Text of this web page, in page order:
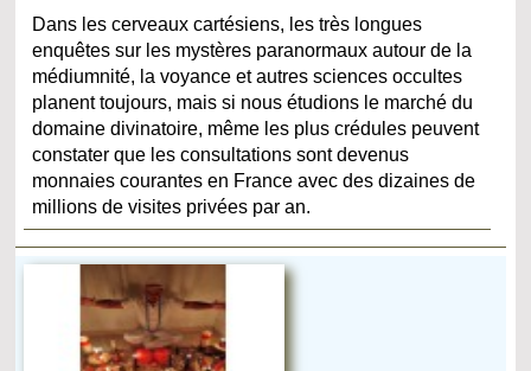
Dans les cerveaux cartésiens, les très longues
enquêtes sur les mystères paranormaux autour de la
médiumnité, la voyance et autres sciences occultes
planent toujours, mais si nous étudions le marché du
domaine divinatoire, même les plus crédules peuvent
constater que les consultations sont devenus
monnaies courantes en France avec des dizaines de
millions de visites privées par an.